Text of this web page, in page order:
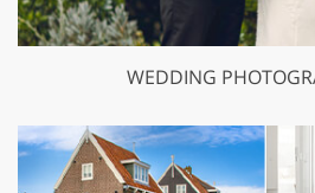
WEDDING